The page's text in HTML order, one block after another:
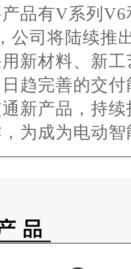
品有V系列
公司将陆续推
新材料、新
趋完善的交
新产品，持
为成为电动